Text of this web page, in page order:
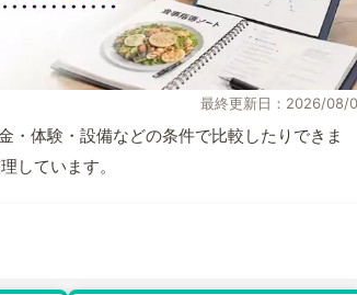
最終更新日：2026/08/
・体験・設備などの条件で比較したりできま
しています。